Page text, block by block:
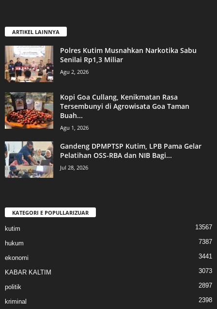
ARTIKEL LAINNYA
Polres Kutim Musnahkan Narkotika Sabu
Senilai Rp1,3 Miliar
Agu 2, 2026
Kopi Goa Cullang, Kenikmatan Rasa
Tersembunyi di Agrowisata Goa Taman
Buah...
Agu 1, 2026
Gandeng DPMPTSP Kutim, LPB Pama Gelar
Pelatihan OSS-RBA dan NIB Bagi...
Jul 28, 2026
KATEGORI E POPULLARIZUAR
kutim 13567
hukum 7387
ekonomi 3441
KABAR KALTIM 3073
politik 2897
kriminal 2398